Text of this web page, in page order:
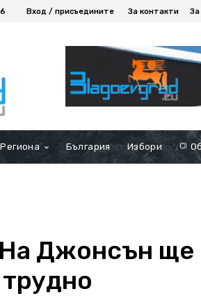
Вход / присъедините За контакти За
Региона България Избори
Джонсън ще